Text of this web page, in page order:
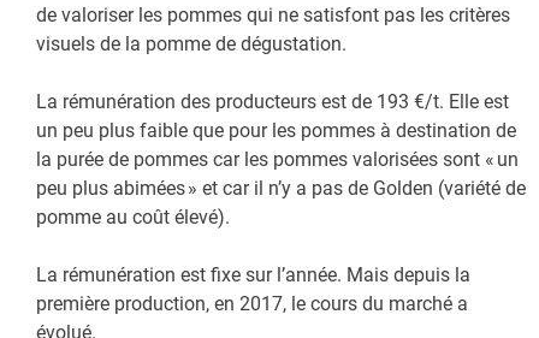
de valoriser les pommes qui ne satisfont pas les critères
visuels de la pomme de dégustation.
La rémunération des producteurs est de 193 €/t. Elle est
un peu plus faible que pour les pommes à destination de
la purée de pommes car les pommes valorisées sont « un
peu plus abimées » et car il n’y a pas de Golden (variété de
pomme au coût élevé).
La rémunération est fixe sur l’année. Mais depuis la
première production, en 2017, le cours du marché a
évolué.